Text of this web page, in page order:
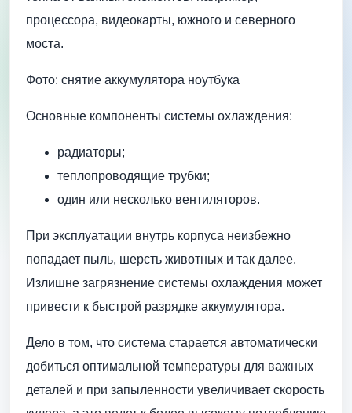
процессора, видеокарты, южного и северного
моста.
Фото: снятие аккумулятора ноутбука
Основные компоненты системы охлаждения:
радиаторы;
теплопроводящие трубки;
один или несколько вентиляторов.
При эксплуатации внутрь корпуса неизбежно
попадает пыль, шерсть животных и так далее.
Излишне загрязнение системы охлаждения может
привести к быстрой разрядке аккумулятора.
Дело в том, что система старается автоматически
добиться оптимальной температуры для важных
деталей и при запыленности увеличивает скорость